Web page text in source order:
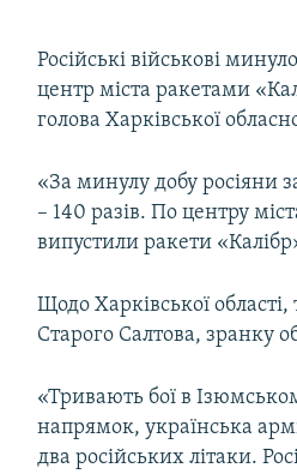
Російські військові
центр міста ракетами
голова Харківської
«За минулу добу росіяни
– 140 разів. По центру
випустили ракети
Щодо Харківської
Старого Салтова, зранку
«Тривають бої в
напрямок, українська
два російських літаки.